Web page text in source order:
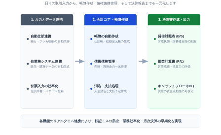
日々の取引入力から、帳簿作成、債権債務管理、そして決算報告までを一元化します
1. 入力とデータ連携
自動仕訳連携
銀行・クレカ明細の自動取得
他業務システム連携
販売・購買データの自動取込
伝票入力の効率化
仕訳辞書・パターン登録
2. 会計コア・帳簿作成
帳簿の自動作成
仕訳帳・総勘定元帳の生成
債権債務管理
売掛・買掛金の一元管理
消込・支払処理
入金消込と支払予定作成
3. 決算書作成・出力
貸借対照表 (B/S)
財政状態・財務健全性の把握
損益計算書 (P/L)
営業成績・収益力の評価
キャッシュフロー (C/F)
実際の資金流動性の可視化
各機能のリアルタイム連携により、転記ミスの防止・業務効率化・月次決算の早期化を実現